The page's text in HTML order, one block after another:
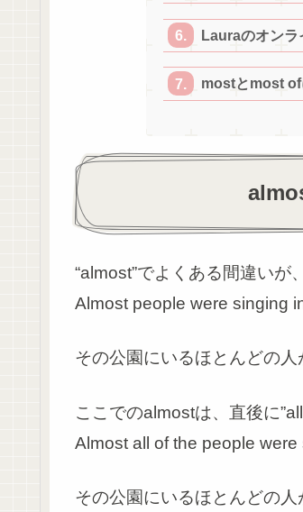
Lauraのオンラ
mostとmost of
“almost”でよくある間違い
Almost people were singing
その公園にいるほとんどの人
ここでのalmostは、直後に
Almost all of the people
その公園にいるほとんどの人